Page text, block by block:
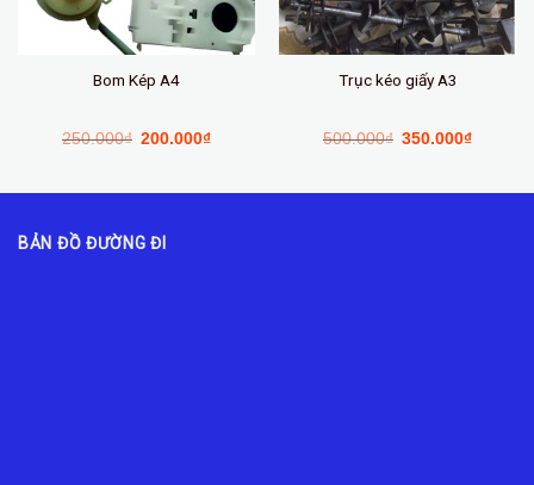
Bom Kép A4
250.000₫ 200.000₫
Trục kéo giấy A3
500.000₫ 350.000₫
BẢN ĐỒ ĐƯỜNG ĐI